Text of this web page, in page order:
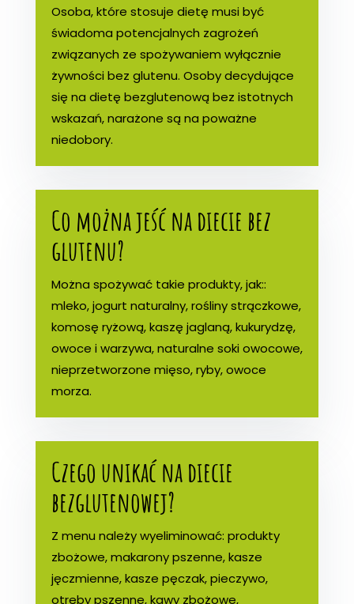
Osoba, które stosuje dietę musi być
świadoma potencjalnych zagrożeń
związanych ze spożywaniem wyłącznie
żywności bez glutenu. Osoby decydujące
się na dietę bezglutenową bez istotnych
wskazań, narażone są na poważne
niedobory.
Co można jeść na diecie bez
glutenu?
Można spożywać takie produkty, jak::
mleko, jogurt naturalny, rośliny strączkowe,
komosę ryżową, kaszę jaglaną, kukurydzę,
owoce i warzywa, naturalne soki owocowe,
nieprzetworzone mięso, ryby, owoce
morza.
Czego unikać na diecie
bezglutenowej?
Z menu należy wyeliminować: produkty
zbożowe, makarony pszenne, kasze
jęczmienne, kasze pęczak, pieczywo,
otręby pszenne, kawy zbożowe,